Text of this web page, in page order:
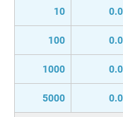
10
100
1000
5000